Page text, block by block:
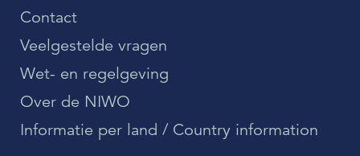
Contact
Veelgestelde vragen
Wet- en regelgeving
Over de NIWO
Informatie per land / Country information